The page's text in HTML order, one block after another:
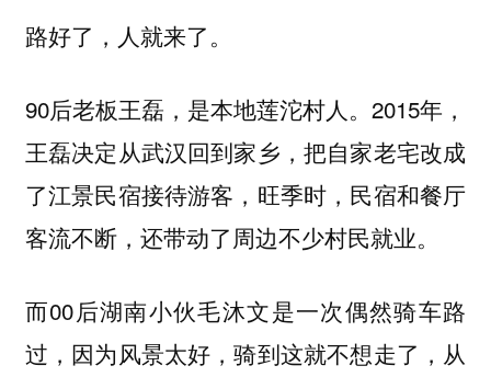
路好了，人就来了。
90后老板王磊，是本地莲沱村人。2015年，
王磊决定从武汉回到家乡，把自家老宅改成
了江景民宿接待游客，旺季时，民宿和餐厅
客流不断，还带动了周边不少村民就业。
而00后湖南小伙毛沐文是一次偶然骑车路
过，因为风景太好，骑到这就不想走了，从